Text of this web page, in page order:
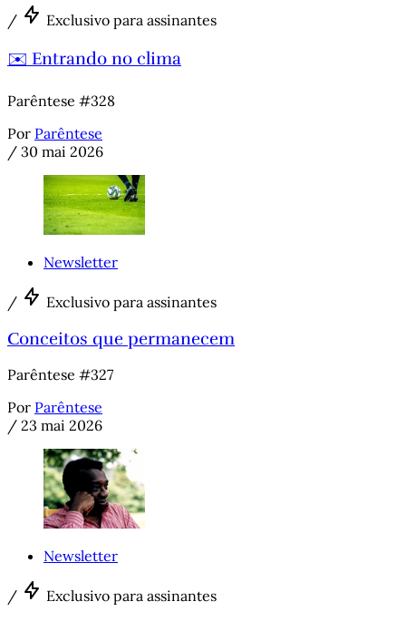
/ Exclusivo para assinantes
✉️ Entrando no clima
Parêntese #328
Por Parêntese
/ 30 mai 2026
Newsletter
/ Exclusivo para assinantes
Conceitos que permanecem
Parêntese #327
Por Parêntese
/ 23 mai 2026
Newsletter
/ Exclusivo para assinantes